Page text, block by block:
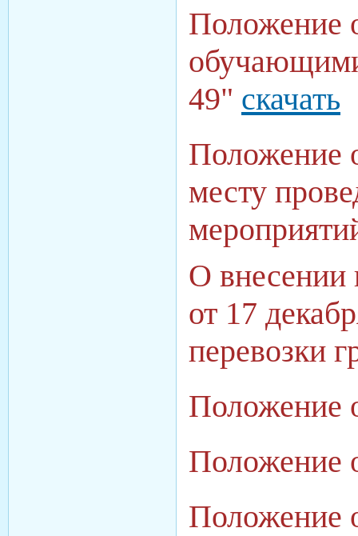
Положение
49" скачать
Положение
месту
О внесении
от 17
перевозки
Положение
Положение
Положение